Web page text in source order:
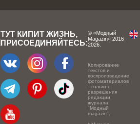
ТУТ КИПИТ ЖИЗНЬ,
ПРИСОЕДИНЯЙТЕСЬ:
© «Модный
Magazin» 2016-
2026.
Копирование
текстов и
воспроизведение
фотоматериалов
- только с
разрешения
редакции
журнала
"Модный
magazin".